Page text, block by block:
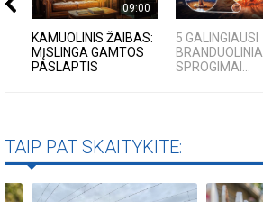
09:00
KAMUOLINIS ŽAIBAS:
MĮSLINGA GAMTOS
PASLAPTIS
5 GALINGIAUSI
BRANDUOLINIAI
SPROGIMAI...
TAIP PAT SKAITYKITE: